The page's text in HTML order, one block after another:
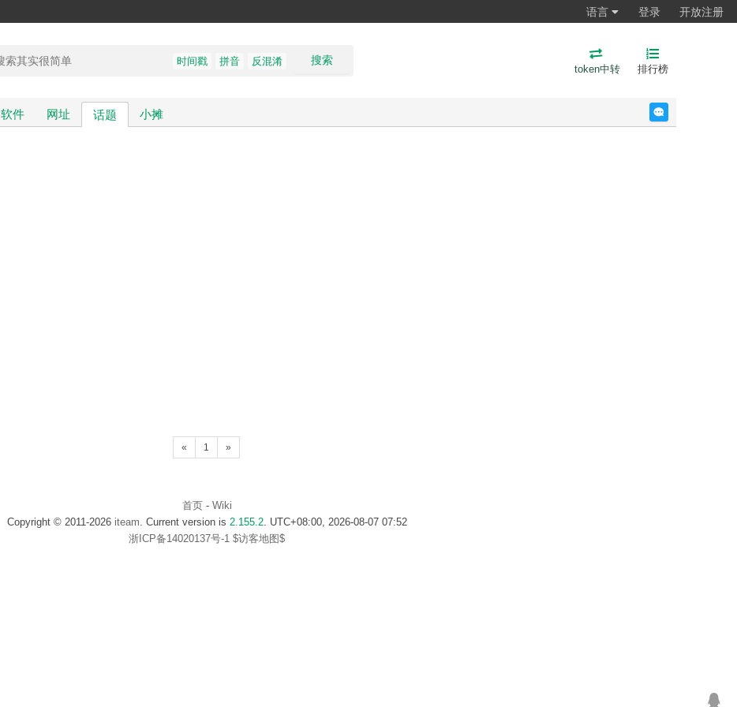
语言 登录 开放注册
搜索
时间戳 拼音 反混淆
token中转 排行榜
软件 网址 话题 小摊
« 1 »
首页- Wiki
Copyright © 2011-2026 iteam . Current version is 2.155.2. UTC+08:00, 2026-08-07 07:52
浙ICP备14020137号-1 $访客地图$